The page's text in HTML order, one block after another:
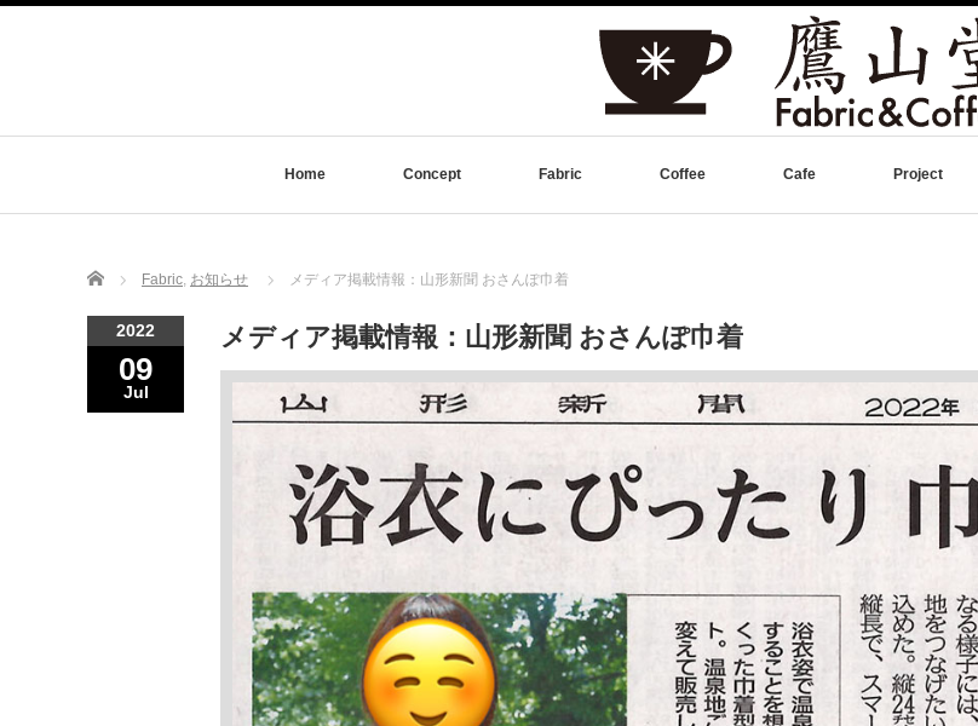
Home Concept Fabric Coffee Cafe Project
Home Fabric, お知らせ メディア掲載情報：山形新聞 おさんぽ巾着
2022
09
Jul
メディア掲載情報：山形新聞 おさんぽ巾着